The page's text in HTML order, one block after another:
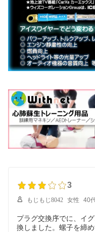
3
もじもじ8042 女性 40
プラグ交換序でに、イ
換しました。螺子を締